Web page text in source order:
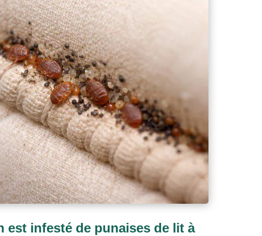
est infesté de punaises de lit à